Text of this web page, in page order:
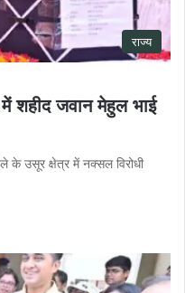
राज्य
शहीद जवान मेहुल भाई
के उसूर क्षेत्र में नक्सल विरोधी